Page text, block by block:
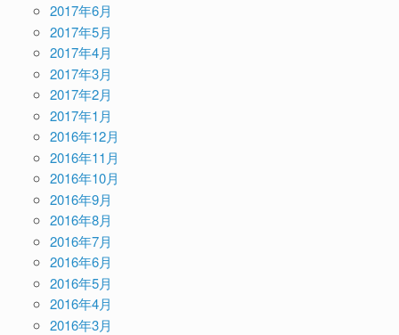
2017年6月
2017年5月
2017年4月
2017年3月
2017年2月
2017年1月
2016年12月
2016年11月
2016年10月
2016年9月
2016年8月
2016年7月
2016年6月
2016年5月
2016年4月
2016年3月